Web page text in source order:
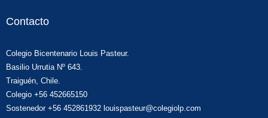
Contacto
Colegio Bicentenario Louis Pasteur.
Basilio Urrutia Nº 643.
Traiguén, Chile.
Colegio +56 452665150
Sostenedor +56 452861932 louispasteur@colegiolp.com